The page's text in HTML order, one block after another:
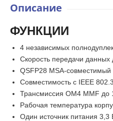
Описание
ФУНКЦИИ
4 независимых
Скорость передачи данных
QSFP28 MSA-совместимый
Совместимость с IEEE
Трансмиссия OM4 MMF до
Рабочая температура
Один источник питания 3,3